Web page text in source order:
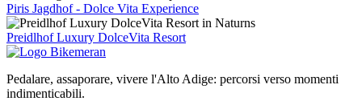
Piris Jagdhof - Dolce Vita Experience
Preidlhof Luxury DolceVita Resort
Pedalare, assaporare, vivere l'Alto Adige: percorsi verso momenti
indimenticabili.